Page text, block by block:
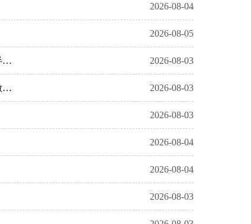
2026-08-04
2026-08-05
孟凡利主持召开省政府党组会议、常务会议强调 认真学习贯彻习近平总书记重要讲话重要指示精神 切实做好下半年经济工作和人工智能、安全生产、防灾减灾等工作 2026-08-03
图解：孟凡利主持召开省政府党组会议、常务会议强调 认真学习贯彻习近平总书记重要讲话重要指示精神 切实做好下半年经济工作和人工智能、安全生产、防灾减灾等工作 2026-08-03
2026-08-03
2026-08-04
2026-08-04
2026-08-03